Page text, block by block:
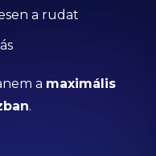
a rudat
a maximális
.